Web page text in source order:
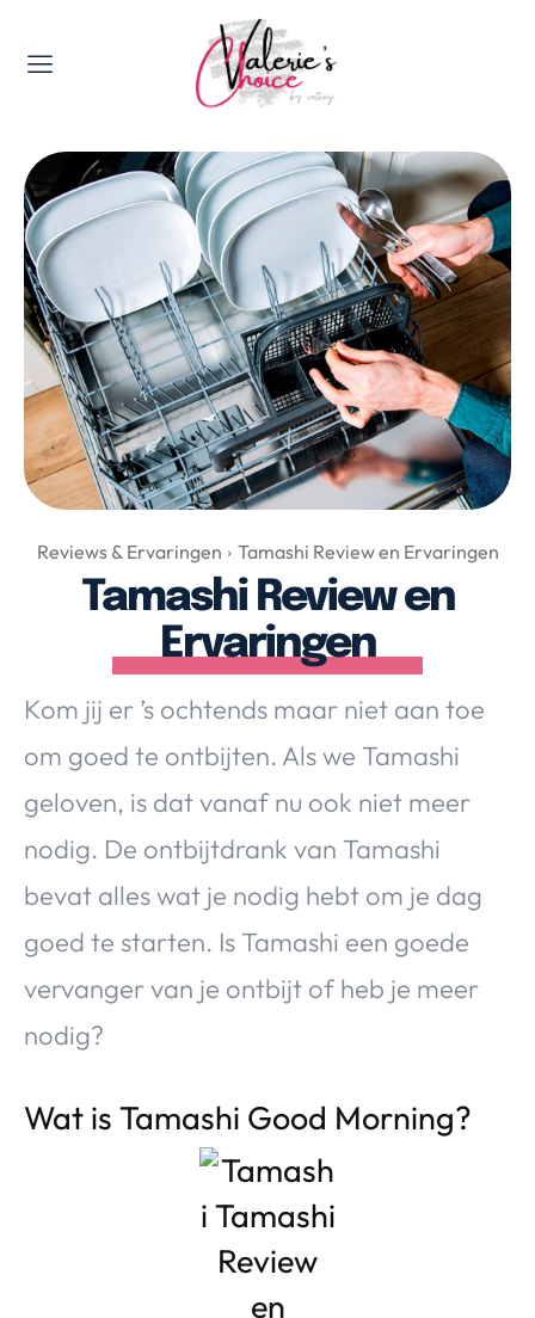
Valerie's Topics
Travel & Culture
Food & Drinks
Happyness & Opmerkelijk
Lifestyle, Sport & Duurzaamheid
Gadgets & Tech
Top 5 van Valerie
Health & Beauty
Huis & Tuin
Nieuws & Media
Over Valerie
Over Valerie
De Top 5
VALERIE'S CHOICE
Food & Drinks Health & Beauty Gadgets
Huis & Tuin
Travel
Lifestyle
Reviews & Ervaringen Tamashi Review en Ervaringen
Tamashi Review en
Ervaringen
Kom jij er ’s ochtends maar niet aan toe
om goed te ontbijten. Als we Tamashi
geloven, is dat vanaf nu ook niet meer
nodig. De ontbijtdrank van Tamashi
bevat alles wat je nodig hebt om je dag
goed te starten. Is Tamashi een goede
vervanger van je ontbijt of heb je meer
nodig?
Wat is Tamashi Good Morning?